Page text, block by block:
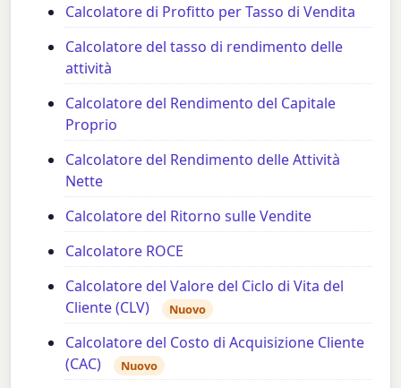
Calcolatore di Profitto per Tasso di Vendita
Calcolatore del tasso di rendimento delle
attività
Calcolatore del Rendimento del Capitale
Proprio
Calcolatore del Rendimento delle Attività
Nette
Calcolatore del Ritorno sulle Vendite
Calcolatore ROCE
Calcolatore del Valore del Ciclo di Vita del
Cliente (CLV)
Nuovo
Calcolatore del Costo di Acquisizione Cliente
(CAC)
Nuovo